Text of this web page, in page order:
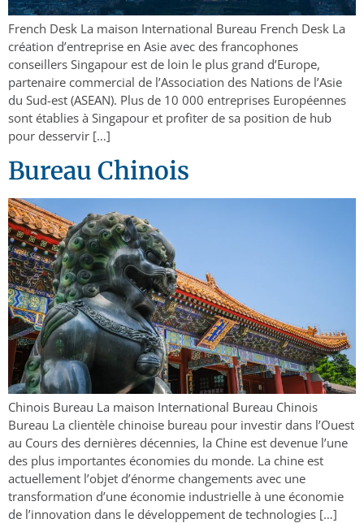
French Desk La maison International Bureau French Desk La
création d’entreprise en Asie avec des francophones
conseillers Singapour est de loin le plus grand d’Europe,
partenaire commercial de l’Association des Nations de l’Asie
du Sud-est (ASEAN). Plus de 10 000 entreprises Européennes
sont établies à Singapour et profiter de sa position de hub
pour desservir […]
Bureau Chinois
Chinois Bureau La maison International Bureau Chinois
Bureau La clientèle chinoise bureau pour investir dans l’Ouest
au Cours des dernières décennies, la Chine est devenue l’une
des plus importantes économies du monde. La chine est
actuellement l’objet d’énorme changements avec une
transformation d’une économie industrielle à une économie
de l’innovation dans le développement de technologies […]